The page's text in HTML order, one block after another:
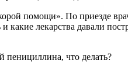
помощи». По приезде
какие лекарства давали
пенициллина, что делать?